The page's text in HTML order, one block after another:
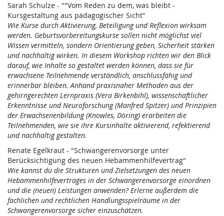
Sarah Schulze - ""Vom Reden zu dem, was bleibt -
Kursgestaltung aus pädagogischer Sicht"
Wie Kurse durch Aktivierung, Beteiligung und Reflexion wirksam
werden. Geburtsvorbereitungskurse sollen nicht möglichst viel
Wissen vermitteln, sondern Orientierung geben, Sicherheit stärken
und nachhaltig wirken. In diesem Workshop richten wir den Blick
darauf, wie Inhalte so gestaltet werden können, dass sie für
erwachsene Teilnehmende verständlich, anschlussfähig und
erinnerbar bleiben. Anhand praxisnaher Methoden aus der
gehirngerechten Lernpraxis (Vera Birkenbihl), wissenschaftlicher
Erkenntnisse und Neuroforschung (Manfred Spitzer) und Prinzipien
der Erwachsenenbildung (Knowles, Döring) erarbeiten die
Teilnehmenden, wie sie ihre Kursinhalte aktivierend, refektierend
und nachhaltig gestalten.
Renate Egelkraut - "Schwangerenvorsorge unter
Berücksichtigung des neuen Hebammenhilfevertrag"
Wie kannst du die Strukturen und Zielsetzungen des neuen
Hebammenhilfevertrages in der Schwangerenvorsorge einordnen
und die (neuen) Leistungen anwenden? Erlerne außerdem die
fachlichen und rechtlichen Handlungsspielräume in der
Schwangerenvorsorge sicher einzuschätzen.